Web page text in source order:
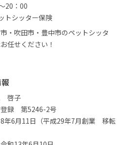
20：00
トシッター保険
・吹田市・豊中市のペットシッタ
任せください！
啓子
登録 第5246-2号
8年6月11日（平成29年7月創業 移転